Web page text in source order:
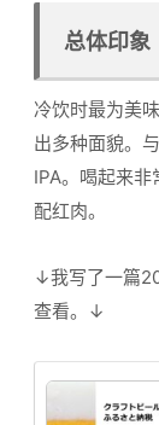
总体印象
冷饮时最为美
出多种面貌。
IPA。喝起来
配红肉。
↓我写了一篇
查看。↓